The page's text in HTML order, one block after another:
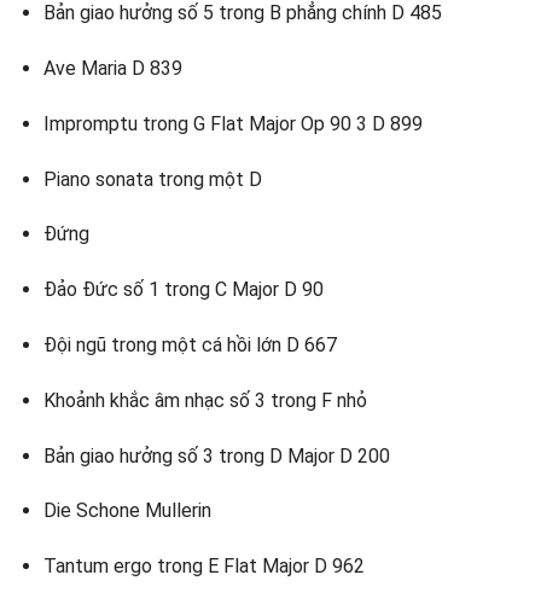
Bản giao hưởng số 5 trong B phẳng chính D 485
Ave Maria D 839
Impromptu trong G Flat Major Op 90 3 D 899
Piano sonata trong một D
Đứng
Đảo Đức số 1 trong C Major D 90
Đội ngũ trong một cá hồi lớn D 667
Khoảnh khắc âm nhạc số 3 trong F nhỏ
Bản giao hưởng số 3 trong D Major D 200
Die Schone Mullerin
Tantum ergo trong E Flat Major D 962